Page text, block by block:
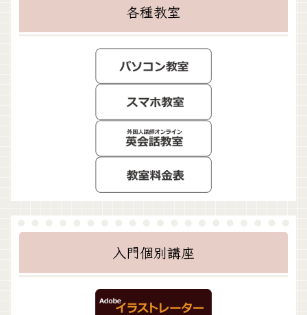
各種教室
入門個別講座